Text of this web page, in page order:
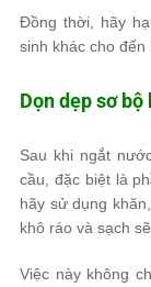
Đồng thời, hãy
sinh khác cho đến
Dọn dẹp sơ
Sau khi ngắt
cầu, đặc biệt là
hãy sử dụng
khô ráo và sạch sẽ.
Việc này không